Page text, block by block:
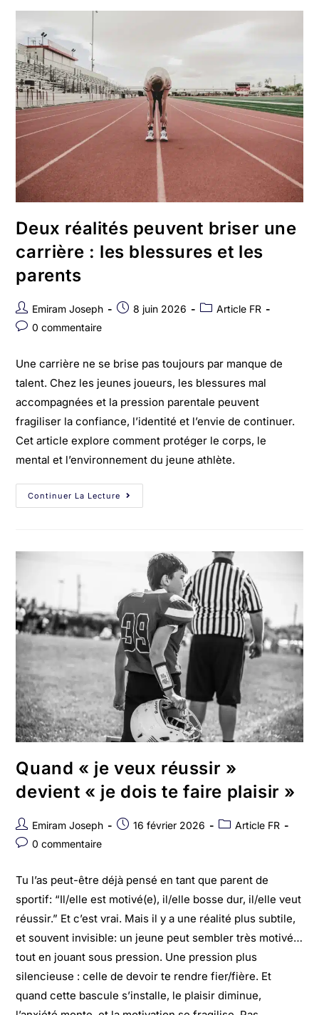
Deux réalités peuvent briser une
carrière : les blessures et les
parents
Emiram Joseph 8 juin 2026
Article FR
0 commentaire
Une carrière ne se brise pas toujours par manque de
talent. Chez les jeunes joueurs, les blessures mal
accompagnées et la pression parentale peuvent
fragiliser la confiance, l’identité et l’envie de continuer.
Cet article explore comment protéger le corps, le
mental et l’environnement du jeune athlète.
Continuer La Lecture
Quand « je veux réussir »
devient « je dois te faire plaisir »
Emiram Joseph 16 février 2026
Article FR
0 commentaire
Tu l’as peut-être déjà pensé en tant que parent de
sportif: “Il/elle est motivé(e), il/elle bosse dur, il/elle veut
réussir.” Et c’est vrai. Mais il y a une réalité plus subtile,
et souvent invisible: un jeune peut sembler très motivé…
tout en jouant sous pression. Une pression plus
silencieuse : celle de devoir te rendre fier/fière. Et
quand cette bascule s’installe, le plaisir diminue,